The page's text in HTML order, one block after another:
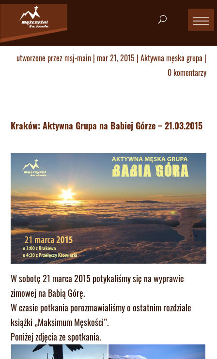
utworzone przezmsj-main| mar 21, 2015 | Aktywna męska grupa|
0 komentarzy
Kraków: Aktywna Grupa na Babiej Górze – 21.03.2015
W sobotę 21 marca 2015 potykaliśmy się na wyprawie
zimowej na Babią Górę.
W czasie potkania porozmawialiśmy o ostatnim rozdziale
książki „Maksimum Męskości”.
Poniżej zdjęcia ze spotkania.